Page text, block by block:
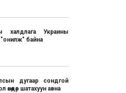
халдлага Украины
"онилж" байна
дугаар сондгой
өнөөдөр шатахуун авна